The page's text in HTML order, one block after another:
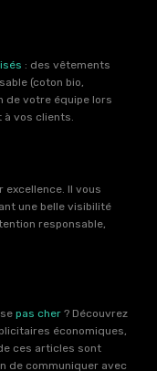
: des vêtements
(coton bio,
de votre équipe lors
vos clients.
excellence. Il vous
une belle visibilité
responsable,
pas cher ? Découvrez
économiques,
ces articles sont
de communiquer avec